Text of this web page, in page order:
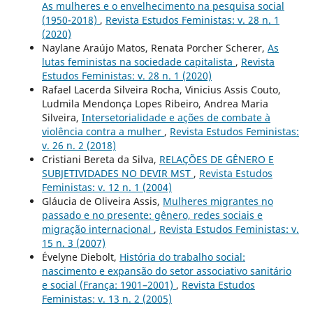
As mulheres e o envelhecimento na pesquisa social
(1950-2018) , Revista Estudos Feministas: v. 28 n. 1
(2020)
Naylane Araújo Matos, Renata Porcher Scherer, As
lutas feministas na sociedade capitalista , Revista
Estudos Feministas: v. 28 n. 1 (2020)
Rafael Lacerda Silveira Rocha, Vinicius Assis Couto,
Ludmila Mendonça Lopes Ribeiro, Andrea Maria
Silveira, Intersetorialidade e ações de combate à
violência contra a mulher , Revista Estudos Feministas:
v. 26 n. 2 (2018)
Cristiani Bereta da Silva, RELAÇÕES DE GÊNERO E
SUBJETIVIDADES NO DEVIR MST , Revista Estudos
Feministas: v. 12 n. 1 (2004)
Gláucia de Oliveira Assis, Mulheres migrantes no
passado e no presente: gênero, redes sociais e
migração internacional , Revista Estudos Feministas: v.
15 n. 3 (2007)
Évelyne Diebolt, História do trabalho social:
nascimento e expansão do setor associativo sanitário
e social (França: 1901–2001) , Revista Estudos
Feministas: v. 13 n. 2 (2005)